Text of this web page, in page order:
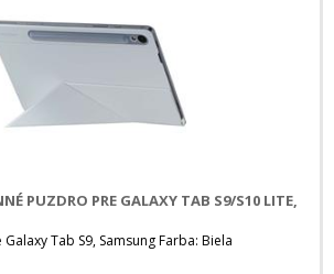
PUZDRO PRE GALAXY TAB S9/S10 LITE,
Tab S9, Samsung Farba: Biela